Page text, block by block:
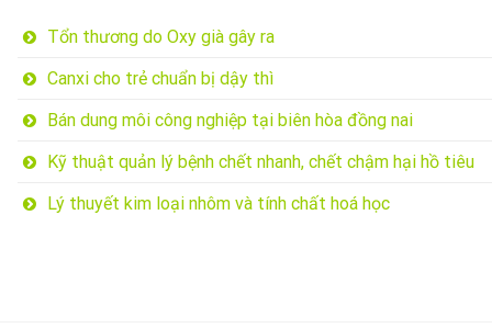
Tổn thương do Oxy già gây ra
Canxi cho trẻ chuẩn bị dậy thì
Bán dung môi công nghiệp tại biên hòa đồng nai
Kỹ thuật quản lý bệnh chết nhanh, chết chậm hại hồ tiêu
Lý thuyết kim loại nhôm và tính chất hoá học